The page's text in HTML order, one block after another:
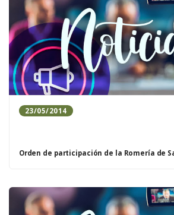
23/05/2014
Orden de participación de la Romería de